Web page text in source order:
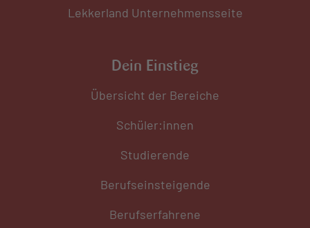
Lekkerland Unternehmensseite
Dein Einstieg
Übersicht der Bereiche
Schüler:innen
Studierende
Berufseinsteigende
Berufserfahrene